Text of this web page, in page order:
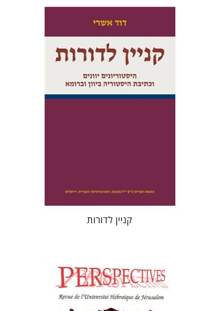
דוד אשרי
דבורה גילולה
קניין לדורות
פרננד ברטפלד